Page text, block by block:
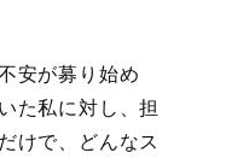
安が募り始め
た私に対し、担
けで、どんなス